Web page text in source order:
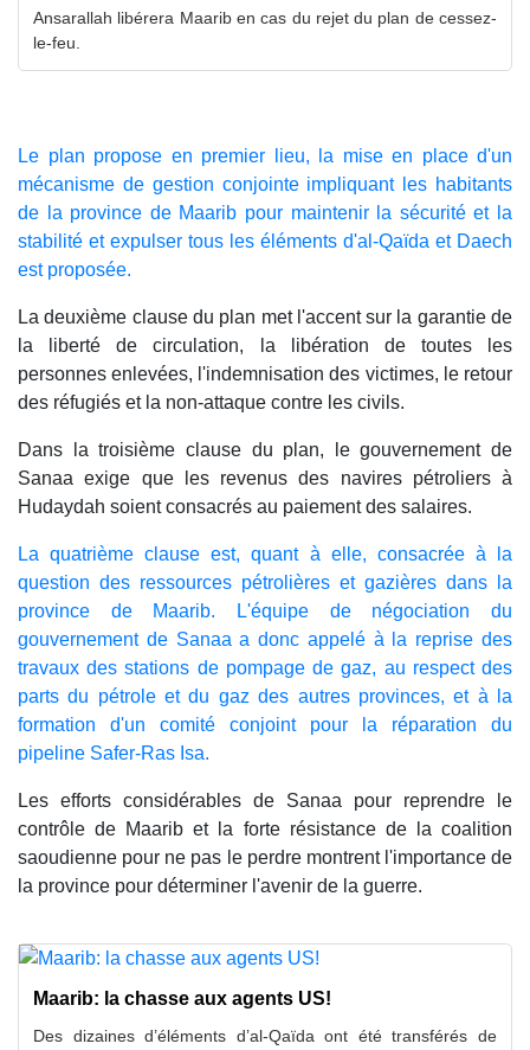
Ansarallah libérera Maarib en cas du rejet du plan de cessez-
le-feu.
Le plan propose en premier lieu, la mise en place d'un
mécanisme de gestion conjointe impliquant les habitants
de la province de Maarib pour maintenir la sécurité et la
stabilité et expulser tous les éléments d'al-Qaïda et Daech
est proposée.
La deuxième clause du plan met l'accent sur la garantie de
la liberté de circulation, la libération de toutes les
personnes enlevées, l'indemnisation des victimes, le retour
des réfugiés et la non-attaque contre les civils.
Dans la troisième clause du plan, le gouvernement de
Sanaa exige que les revenus des navires pétroliers à
Hudaydah soient consacrés au paiement des salaires.
La quatrième clause est, quant à elle, consacrée à la
question des ressources pétrolières et gazières dans la
province de Maarib. L'équipe de négociation du
gouvernement de Sanaa a donc appelé à la reprise des
travaux des stations de pompage de gaz, au respect des
parts du pétrole et du gaz des autres provinces, et à la
formation d'un comité conjoint pour la réparation du
pipeline Safer-Ras Isa.
Les efforts considérables de Sanaa pour reprendre le
contrôle de Maarib et la forte résistance de la coalition
saoudienne pour ne pas le perdre montrent l'importance de
la province pour déterminer l'avenir de la guerre.
Maarib: la chasse aux agents US!
Des dizaines d’éléments d’al-Qaïda ont été transférés de